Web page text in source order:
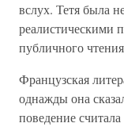
вслух. Тетя была
реалистическими
публичного
Французская
однажды она
поведение